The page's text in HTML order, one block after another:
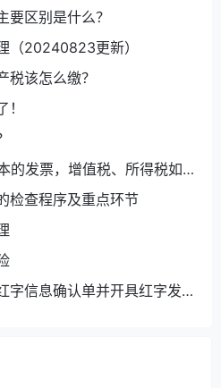
、个税等：
（应发工资）
医疗等（个人承担部分）
所得税
挂的债权债务。
分包公司说，兄弟，你看
欠了工人工资，这样，我
我直接支付给你的工人，
要区别是什么？
（20240823更新）
税该怎么缴？
的发票，增值税、所得税如
检查程序及重点环节
字信息确认单并开具红字发